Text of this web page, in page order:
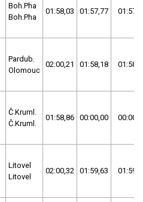
Boh.Pha
Boh.Pha
01:58,03 01:57,77
Pardub.
Olomouc
02:00,21 01:58,18
Č.Kruml.
Č.Kruml.
01:58,86 00:00,00
Litovel
Litovel
02:00,32 01:59,63